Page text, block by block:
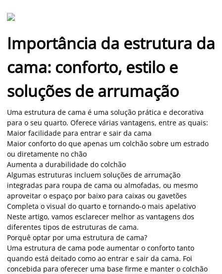
Importância da estrutura da
cama: conforto, estilo e
soluções de arrumação
Uma estrutura de cama é uma solução prática e decorativa
para o seu quarto. Oferece várias vantagens, entre as quais:
Maior facilidade para entrar e sair da cama
Maior conforto do que apenas um colchão sobre um estrado
ou diretamente no chão
Aumenta a durabilidade do colchão
Algumas estruturas incluem soluções de arrumação
integradas para roupa de cama ou almofadas, ou mesmo
aproveitar o espaço por baixo para caixas ou gavetões
Completa o visual do quarto e tornando-o mais apelativo
Neste artigo, vamos esclarecer melhor as vantagens dos
diferentes tipos de estruturas de cama.
Porquê optar por uma estrutura de cama?
Uma estrutura de cama pode aumentar o conforto tanto
quando está deitado como ao entrar e sair da cama. Foi
concebida para oferecer uma base firme e manter o colchão